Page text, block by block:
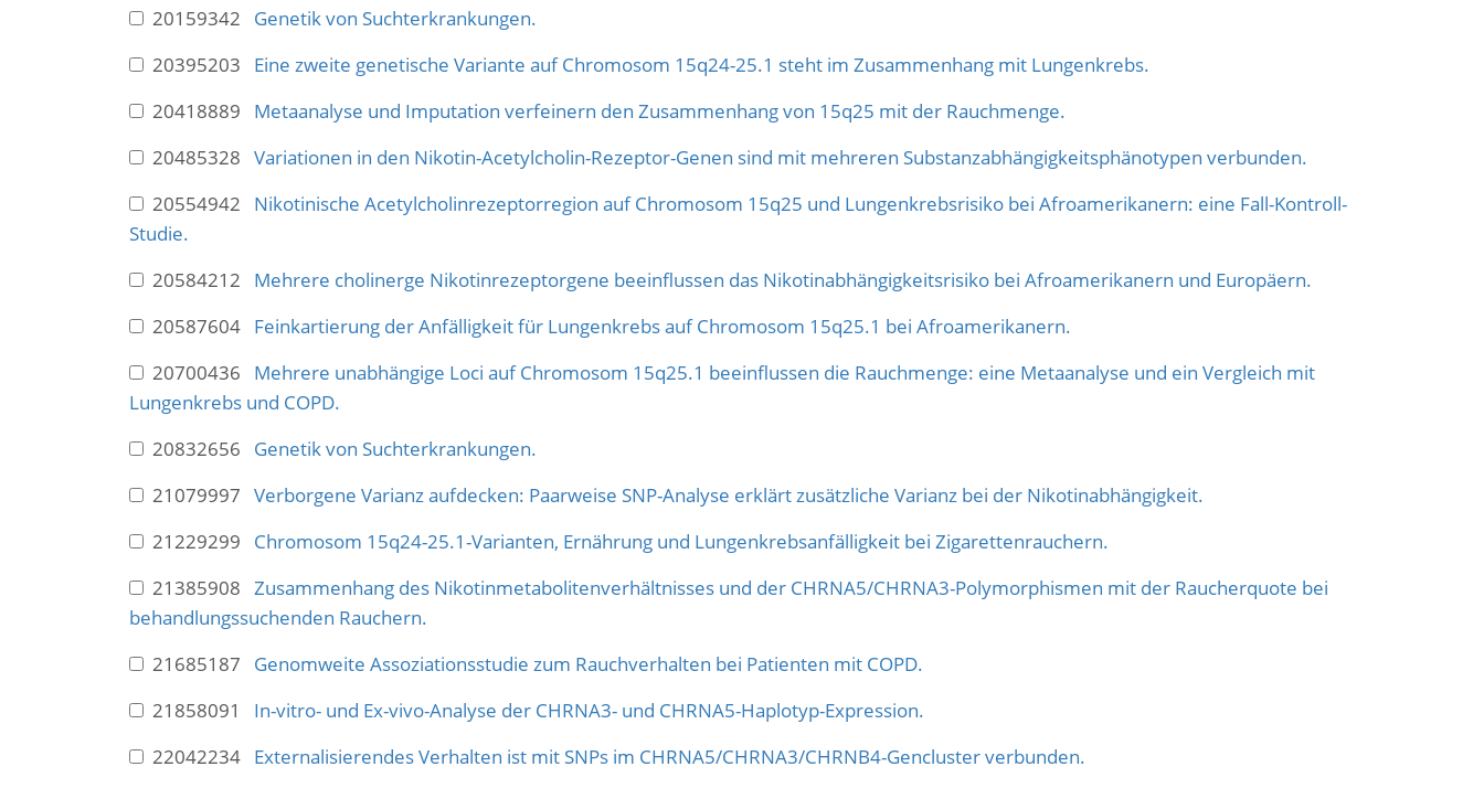
20159342 Genetik von Suchterkrankungen.
20395203 Eine zweite genetische Variante auf Chromosom 15q24-25.1 steht im Zusammenhang mit Lungenkrebs.
20418889 Metaanalyse und Imputation verfeinern den Zusammenhang von 15q25 mit der Rauchmenge.
20485328 Variationen in den Nikotin-Acetylcholin-Rezeptor-Genen sind mit mehreren Substanzabhängigkeitsphänotypen verbunden.
20554942 Nikotinische Acetylcholinrezeptorregion auf Chromosom 15q25 und Lungenkrebsrisiko bei Afroamerikanern: eine Fall-Kontroll-
Studie.
20584212 Mehrere cholinerge Nikotinrezeptorgene beeinflussen das Nikotinabhängigkeitsrisiko bei Afroamerikanern und Europäern.
20587604 Feinkartierung der Anfälligkeit für Lungenkrebs auf Chromosom 15q25.1 bei Afroamerikanern.
20700436 Mehrere unabhängige Loci auf Chromosom 15q25.1 beeinflussen die Rauchmenge: eine Metaanalyse und ein Vergleich mit
Lungenkrebs und COPD.
20832656 Genetik von Suchterkrankungen.
21079997 Verborgene Varianz aufdecken: Paarweise SNP-Analyse erklärt zusätzliche Varianz bei der Nikotinabhängigkeit.
21229299 Chromosom 15q24-25.1-Varianten, Ernährung und Lungenkrebsanfälligkeit bei Zigarettenrauchern.
21385908 Zusammenhang des Nikotinmetabolitenverhältnisses und der CHRNA5/CHRNA3-Polymorphismen mit der Raucherquote bei
behandlungssuchenden Rauchern.
21685187 Genomweite Assoziationsstudie zum Rauchverhalten bei Patienten mit COPD.
21858091 In-vitro- und Ex-vivo-Analyse der CHRNA3- und CHRNA5-Haplotyp-Expression.
22042234 Externalisierendes Verhalten ist mit SNPs im CHRNA5/CHRNA3/CHRNB4-Gencluster verbunden.